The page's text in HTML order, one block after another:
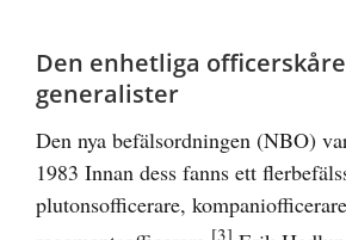
Den enhetliga
generalister
Den nya befälsordningen (NBO)
1983 Innan dess fanns ett
plutonsofficerare,
[3]